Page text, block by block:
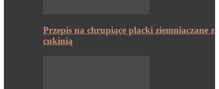
Przepis na chrupiące placki ziemniaczane z
cukinią